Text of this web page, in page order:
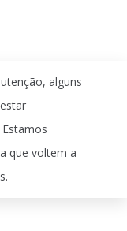
alguns
que voltem a